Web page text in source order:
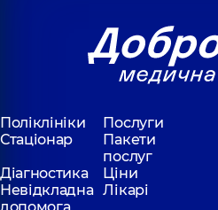
Поліклініки
Послуги
Стаціонар
Пакети
послуг
Діагностика
Ціни
Невідкладна Лікарі